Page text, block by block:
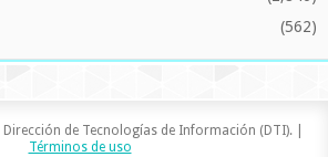
(562)
de Tecnologías de Información (DTI). |
Términos de uso